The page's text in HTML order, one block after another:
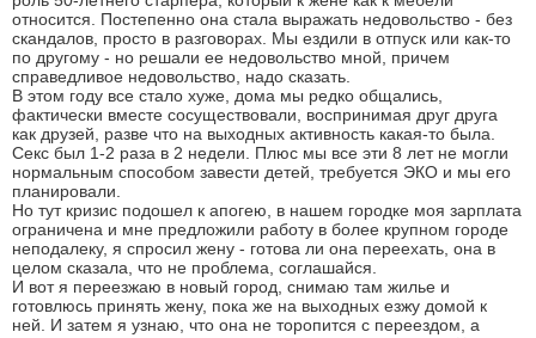
относится. Постепенно она стала выражать недовольство - без
скандалов, просто в разговорах. Мы ездили в отпуск или как-то
по другому - но решали ее недовольство мной, причем
справедливое недовольство, надо сказать.
В этом году все стало хуже, дома мы редко общались,
фактически вместе сосуществовали, воспринимая друг друга
как друзей, разве что на выходных активность какая-то была.
Секс был 1-2 раза в 2 недели. Плюс мы все эти 8 лет не могли
нормальным способом завести детей, требуется ЭКО и мы его
планировали.
Но тут кризис подошел к апогею, в нашем городке моя зарплата
ограничена и мне предложили работу в более крупном городе
неподалеку, я спросил жену - готова ли она переехать, она в
целом сказала, что не проблема, соглашайся.
И вот я переезжаю в новый город, снимаю там жилье и
готовлюсь принять жену, пока же на выходных езжу домой к
ней. И затем я узнаю, что она не торопится с переездом, а